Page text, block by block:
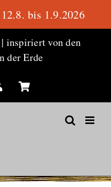
| inspiriert von den
der Erde
bis 1.9.2026